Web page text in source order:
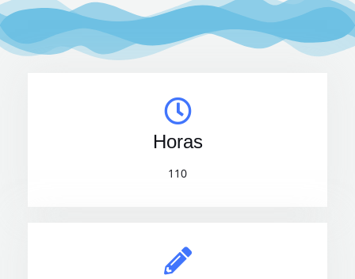
Horas
110